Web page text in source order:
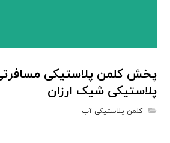
پخش کلمن پلاستیکی
پلاستیکی شیک ارزان
کلمن پلاستیکی آب